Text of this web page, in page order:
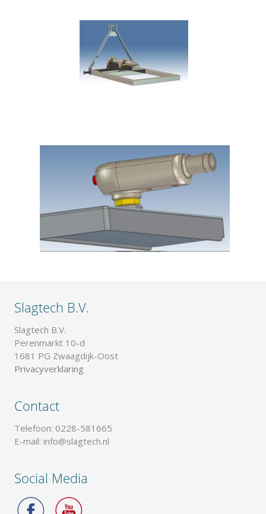
Slagtech B.V.
Slagtech B.V.
Perenmarkt 10-d
1681 PG Zwaagdijk-Oost
Privacyverklaring
Contact
Telefoon: 0228-581665
E-mail: info@slagtech.nl
Social Media